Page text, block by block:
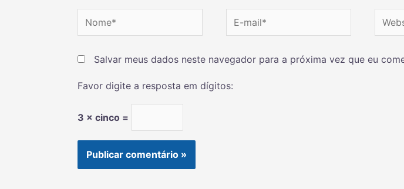
Salvar meus dados neste navegador para a próxima vez que eu
Favor digite a resposta em dígitos:
3 × cinco =